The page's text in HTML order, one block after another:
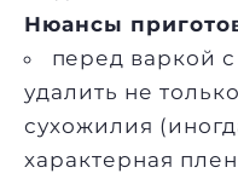
Нюансы
перед варкой
удалить не
сухожилия
характерная